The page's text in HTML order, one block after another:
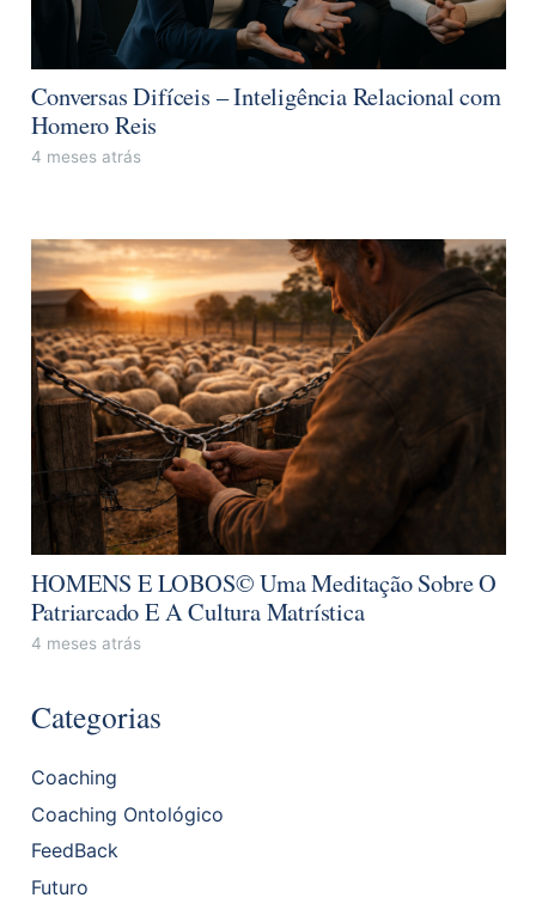
Conversas Difíceis – Inteligência Relacional com
Homero Reis
4 meses atrás
HOMENS E LOBOS© Uma Meditação Sobre O
Patriarcado E A Cultura Matrística
4 meses atrás
Categorias
Coaching
Coaching Ontológico
FeedBack
Futuro